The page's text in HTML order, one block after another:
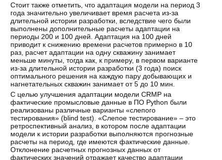
Стоит также отметить, что адаптация модели на период 3
года значительно увеличивает время расчета из-за
длительной истории разработки, вследствие чего были
выполнены дополнительные расчеты адаптации на
периоды 200 и 100 дней. Адаптация на 100 дней
приводит к снижению времени расчетов примерно в 10
раз, расчет адаптации на одну скважину занимает
меньше минуты, тогда как, к примеру, в первом варианте
из-за длительной истории разработки (3 года) поиск
оптимального решения на каждую пару добывающих и
нагнетательных скважин занимает от 5 до 10 мин.
С целью улучшения адаптации модели CRMP на
фактические промысловые данные в ПО Python были
реализованы различные варианты «слепого
тестирования» (blind test). «Слепое тестирование» – это
ретроспективный анализ, в котором после адаптации
модели к истории разработки выполняются прогнозные
расчеты на период, где имеются фактические данные.
Отклонение расчетных прогнозных данных от
фактических значений отражает качество адаптации